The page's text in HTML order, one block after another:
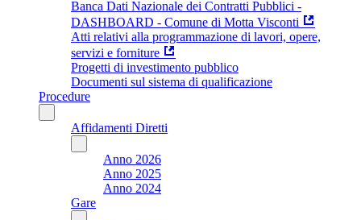
Banca Dati Nazionale dei Contratti Pubblici -
DASHBOARD - Comune di Motta Visconti
Atti relativi alla programmazione di lavori, opere,
servizi e forniture
Progetti di investimento pubblico
Documenti sul sistema di qualificazione
Procedure
Affidamenti Diretti
Anno 2026
Anno 2025
Anno 2024
Gare